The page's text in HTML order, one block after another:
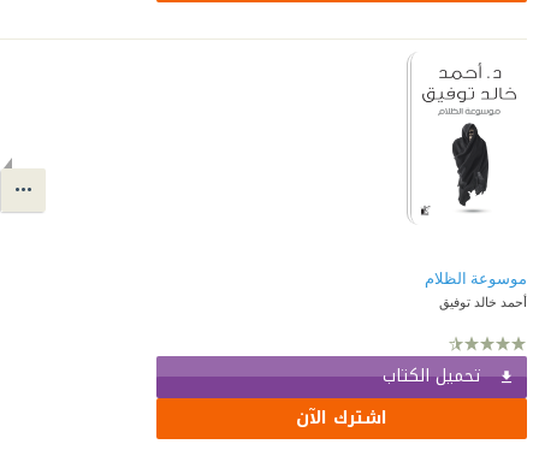
موسوعة الظلام
أحمد خالد توفيق
تحميل الكتاب
اشترك الآن